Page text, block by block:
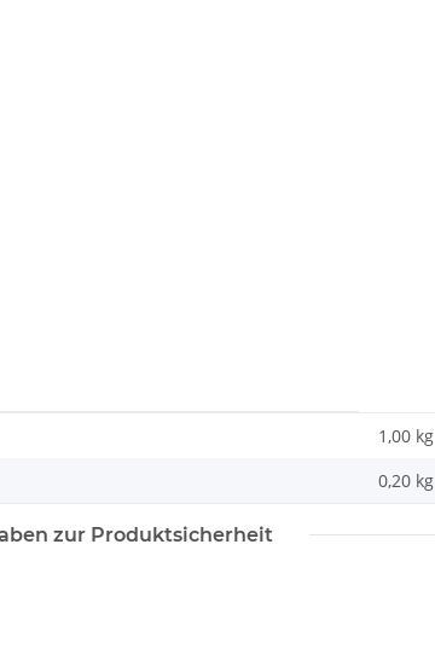
1,00 kg
0,20 kg
zur Produktsicherheit